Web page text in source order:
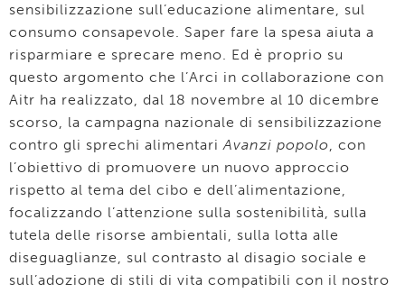
sensibilizzazione sull’educazione alimentare, sul
consumo consapevole. Saper fare la spesa aiuta a
risparmiare e sprecare meno. Ed è proprio su
questo argomento che l’Arci in collaborazione con
Aitr ha realizzato, dal 18 novembre al 10 dicembre
scorso, la campagna nazionale di sensibilizzazione
contro gli sprechi alimentariAvanzi popolo, con
l’obiettivo di promuovere un nuovo approccio
rispetto al tema del cibo e dell’alimentazione,
focalizzando l’attenzione sulla sostenibilità, sulla
tutela delle risorse ambientali, sulla lotta alle
diseguaglianze, sul contrasto al disagio sociale e
sull’adozione di stili di vita compatibili con il nostro